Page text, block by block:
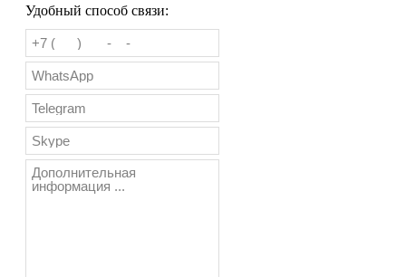
Удобный способ связи: